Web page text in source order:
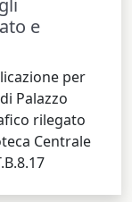
e
per
Palazzo
rilegato
Centrale